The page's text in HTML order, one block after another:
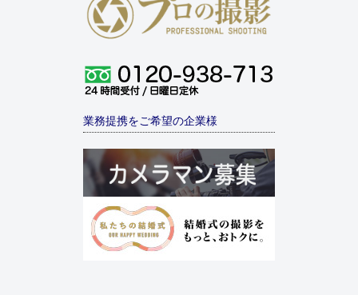
業務提携をご希望の企業様